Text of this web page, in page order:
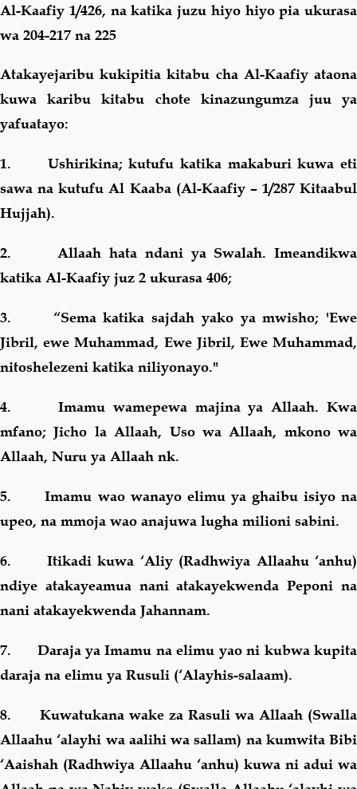
Al-Kaafiy 1/426, na katika juzu hiyo hiyo pia ukurasa
wa 204-217 na 225
Atakayejaribu kukipitia kitabu cha Al-Kaafiy ataona
kuwa karibu kitabu chote kinazungumza juu ya
yafuatayo:
1. Ushirikina; kutufu katika makaburi kuwa eti
sawa na kutufu Al Kaaba (Al-Kaafiy – 1/287 Kitaabul
Hujjah).
2. Allaah hata ndani ya Swalah. Imeandikwa
katika Al-Kaafiy juz 2 ukurasa 406;
3. “Sema katika sajdah yako ya mwisho; 'Ewe
Jibril, ewe Muhammad, Ewe Jibril, Ewe Muhammad,
nitoshelezeni katika niliyonayo."
4. Imamu wamepewa majina ya Allaah. Kwa
mfano; Jicho la Allaah, Uso wa Allaah, mkono wa
Allaah, Nuru ya Allaah nk.
5. Imamu wao wanayo elimu ya ghaibu isiyo na
upeo, na mmoja wao anajuwa lugha milioni sabini.
6. Itikadi kuwa ‘Aliy (Radhwiya Allaahu ‘anhu)
ndiye atakayeamua nani atakayekwenda Peponi na
nani atakayekwenda Jahannam.
7. Daraja ya Imamu na elimu yao ni kubwa kupita
daraja na elimu ya Rusuli (‘Alayhis-salaam).
8. Kuwatukana wake za Rasuli wa Allaah (Swalla
Allaahu ‘alayhi wa aalihi wa sallam) na kumwita Bibi
‘Aaishah (Radhwiya Allaahu ‘anhu) kuwa ni adui wa